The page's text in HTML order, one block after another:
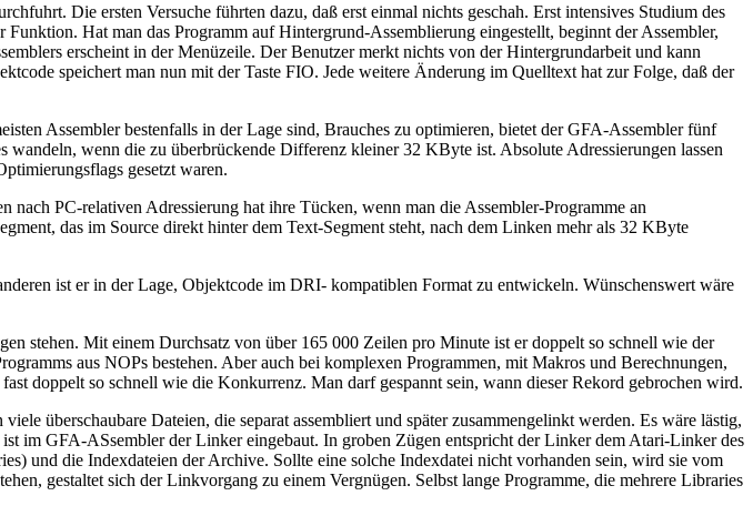
Die ersten Versuche führten dazu, daß erst einmal nichts geschah. Erst intensives Studium des
Hat man das Programm auf Hintergrund-Assemblierung eingestellt, beginnt der Assembler,
erscheint in der Menüzeile. Der Benutzer merkt nichts von der Hintergrundarbeit und kann
speichert man nun mit der Taste FIO. Jede weitere Änderung im Quelltext hat zur Folge, daß der
Assembler bestenfalls in der Lage sind, Brauches zu optimieren, bietet der GFA-Assembler fünf
wenn die zu überbrückende Differenz kleiner 32 KByte ist. Absolute Adressierungen lassen
gesetzt waren.
PC-relativen Adressierung hat ihre Tücken, wenn man die Assembler-Programme an
das im Source direkt hinter dem Text-Segment steht, nach dem Linken mehr als 32 KByte
ist er in der Lage, Objektcode im DRI- kompatiblen Format zu entwickeln. Wünschenswert wäre
stehen. Mit einem Durchsatz von über 165 000 Zeilen pro Minute ist er doppelt so schnell wie der
aus NOPs bestehen. Aber auch bei komplexen Programmen, mit Makros und Berechnungen,
doppelt so schnell wie die Konkurrenz. Man darf gespannt sein, wann dieser Rekord gebrochen wird.
überschaubare Dateien, die separat assembliert und später zusammengelinkt werden. Es wäre lästig,
im GFA-ASsembler der Linker eingebaut. In groben Zügen entspricht der Linker dem Atari-Linker des
und die Indexdateien der Archive. Sollte eine solche Indexdatei nicht vorhanden sein, wird sie vom
gestaltet sich der Linkvorgang zu einem Vergnügen. Selbst lange Programme, die mehrere Libraries